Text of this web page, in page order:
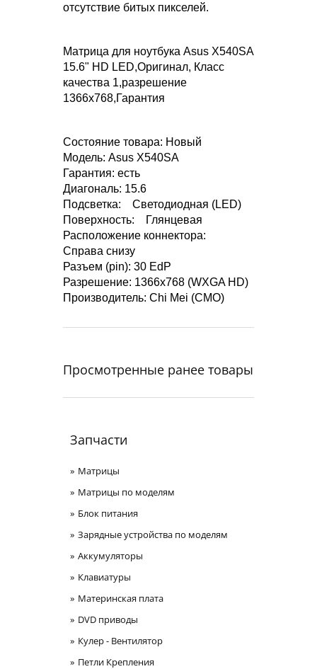
отсутствие битых пикселей.
Матрица для ноутбука Asus X540SA
15.6" HD LED,Оригинал, Класс
качества 1,разрешение
1366х768,Гарантия
Состояние товара: Новый
Модель: Asus X540SA
Гарантия: есть
Диагональ: 15.6
Подсветка: Светодиодная (LED)
Поверхность: Глянцевая
Расположение коннектора:
Справа снизу
Разъем (pin): 30 EdP
Разрешение: 1366x768 (WXGA HD)
Производитель: Chi Mei (CMO)
Просмотренные ранее товары
Запчасти
Матрицы
Матрицы по моделям
Блок питания
Зарядные устройства по моделям
Аккумуляторы
Клавиатуры
Материнская плата
DVD приводы
Кулер - Вентилятор
Петли Крепления